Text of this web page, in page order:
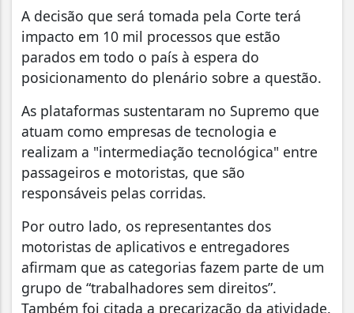
A decisão que será tomada pela Corte terá
impacto em 10 mil processos que estão
parados em todo o país à espera do
posicionamento do plenário sobre a questão.
As plataformas sustentaram no Supremo que
atuam como empresas de tecnologia e
realizam a "intermediação tecnológica" entre
passageiros e motoristas, que são
responsáveis pelas corridas.
Por outro lado, os representantes dos
motoristas de aplicativos e entregadores
afirmam que as categorias fazem parte de um
grupo de “trabalhadores sem direitos”.
Também foi citada a precarização da atividade.